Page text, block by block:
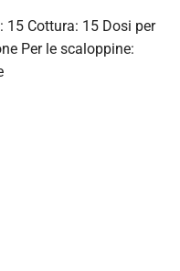
15 Cottura: 15 Dosi per
Per le scaloppine: